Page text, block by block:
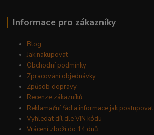
Informace pro zákazníky
Blog
Jak nakupovat
Obchodní podmínky
Zpracování objednávky
Způsob dopravy
Recenze zákazníků
Reklamační řád a informace jak postupovat
Vyhledat díl dle VIN kódu
Vrácení zboží do 14 dnů